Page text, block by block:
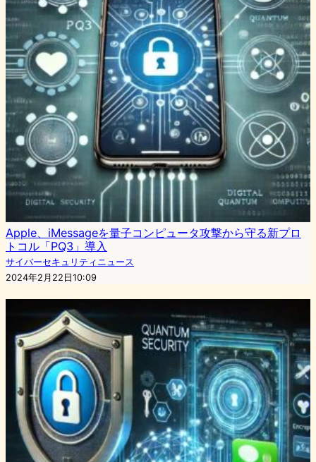
Apple、iMessageを量子コンピュータ攻撃から守る新プロ
トコル「PQ3」導入
サイバーセキュリティニュース
2024年2月22日10:09